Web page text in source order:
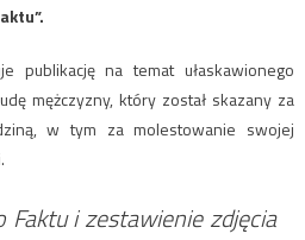
publikację na temat ułaskawionego
mężczyzny, który został skazany za
w tym za molestowanie swojej
Faktu i zestawienie zdjęcia